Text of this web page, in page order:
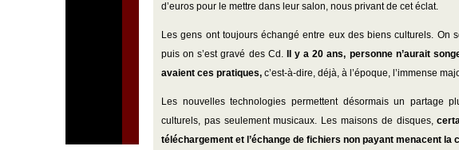
d’euros pour le mettre dans leur salon, nous privant de cet éclat.
Les gens ont toujours échangé entre eux des biens culturels. On
puis on s’est gravé des Cd.
Il y a 20 ans, personne n’aurait
avaient ces pratiques, c’est-à-dire, déjà, à l’époque, l’immense
Les nouvelles technologies permettent désormais un partage
culturels, pas seulement musicaux. Les maisons de disques,
téléchargement et l’échange de fichiers non payant menacent la